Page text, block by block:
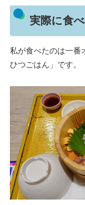
実際に食
私が食べたのは一番
ひつごはん」です。